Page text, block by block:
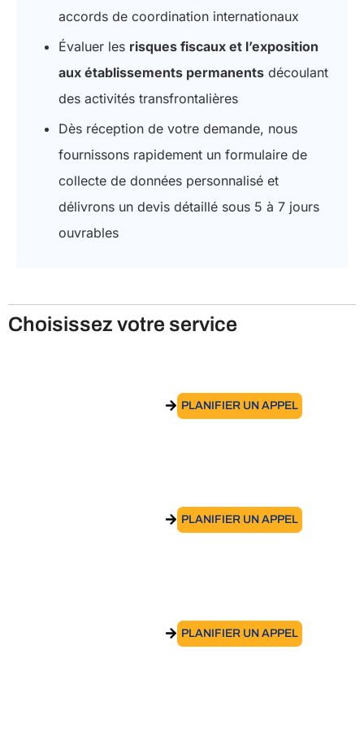
accords de coordination internationaux
Évaluer les risques fiscaux et l’exposition
aux établissements permanents découlant
des activités transfrontalières
Dès réception de votre demande, nous
fournissons rapidement un formulaire de
collecte de données personnalisé et
délivrons un devis détaillé sous 5 à 7 jours
ouvrables
Choisissez votre service
PLANIFIER UN APPEL
PLANIFIER UN APPEL
PLANIFIER UN APPEL